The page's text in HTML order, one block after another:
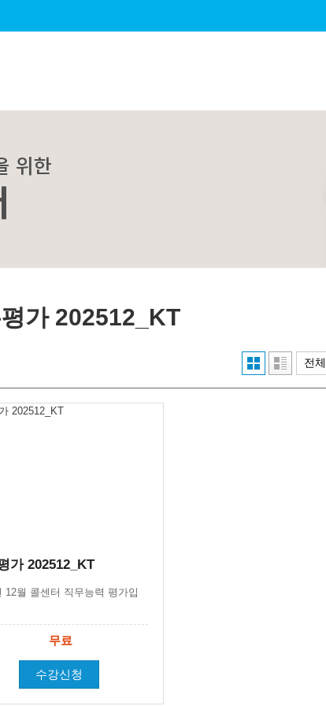
가 202512_KT
가 202512_KT
12월 콜센터 직무능력 평가입
무료
수강신청